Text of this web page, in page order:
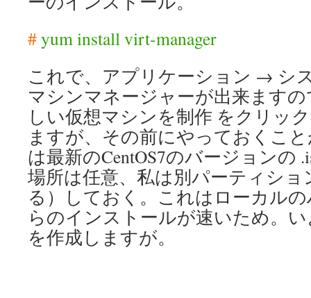
#yum install virt-manager
これで、アプリケーション → シ
マシンマネージャーが出来ます
しい仮想マシンを制作 をクリッ
ますが、その前にやっておくこ
は最新のCentOS7のバージョンの
場所は任意、私は別パーティシ
る）しておく。これはローカル
らのインストールが速いため。
を作成しますが。